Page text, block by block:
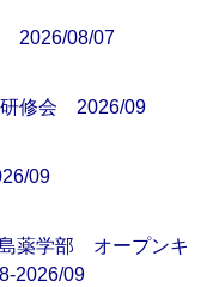
2026/08/07
修会 2026/09
09
薬学部 オープンキ
2026/09